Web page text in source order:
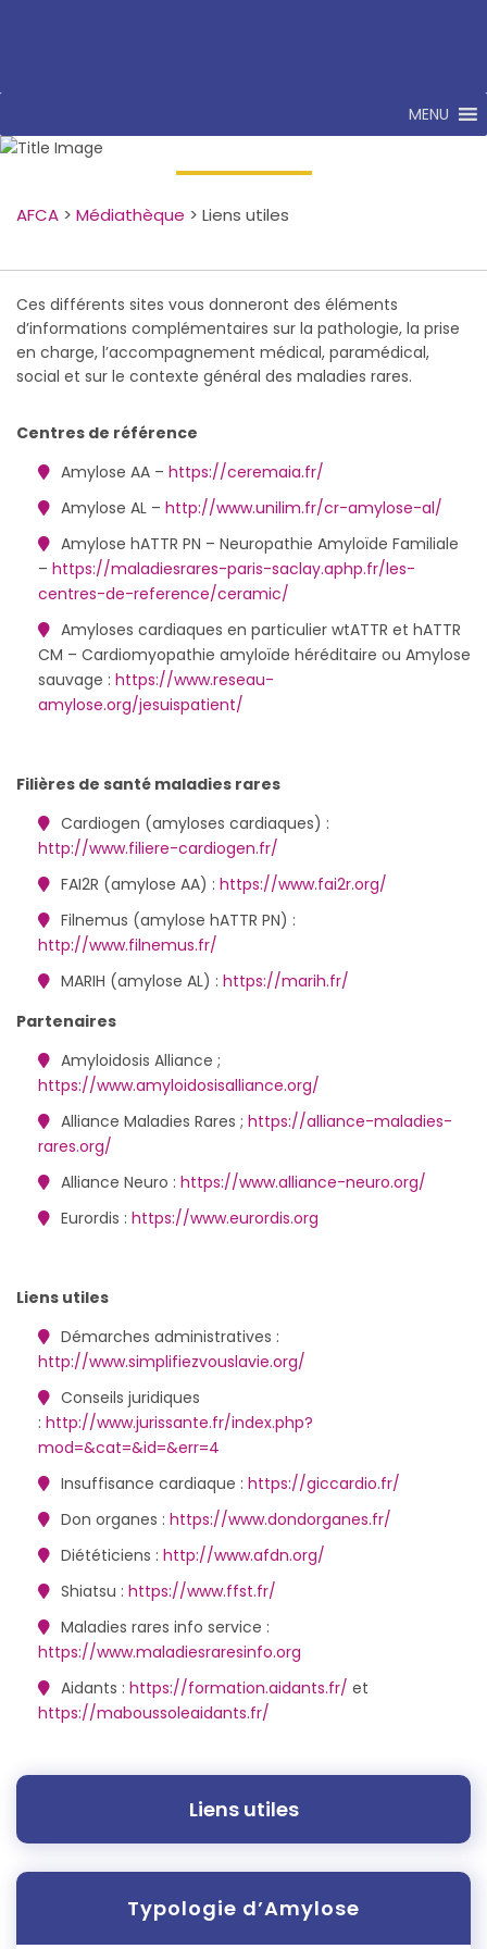
MENU
AFCA > Médiathèque > Liens utiles
Ces différents sites vous donneront des éléments
d’informations complémentaires sur la pathologie, la prise
en charge, l’accompagnement médical, paramédical,
social et sur le contexte général des maladies rares.
Centres de référence
Amylose AA – https://ceremaia.fr/
Amylose AL – http://www.unilim.fr/cr-amylose-al/
Amylose hATTR PN – Neuropathie Amyloïde Familiale
– https://maladiesrares-paris-saclay.aphp.fr/les-
centres-de-reference/ceramic/
Amyloses cardiaques en particulier wtATTR et hATTR
CM – Cardiomyopathie amyloïde héréditaire ou Amylose
sauvage : https://www.reseau-
amylose.org/jesuispatient/
Filières de santé maladies rares
Cardiogen (amyloses cardiaques) :
http://www.filiere-cardiogen.fr/
FAI2R (amylose AA) : https://www.fai2r.org/
Filnemus (amylose hATTR PN) :
http://www.filnemus.fr/
MARIH (amylose AL) : https://marih.fr/
Partenaires
Amyloidosis Alliance ;
https://www.amyloidosisalliance.org/
Alliance Maladies Rares ; https://alliance-maladies-
rares.org/
Alliance Neuro : https://www.alliance-neuro.org/
Eurordis : https://www.eurordis.org
Liens utiles
Démarches administratives :
http://www.simplifiezvouslavie.org/
Conseils juridiques
: http://www.jurissante.fr/index.php?
mod=&cat=&id=&err=4
Insuffisance cardiaque : https://giccardio.fr/
Don organes : https://www.dondorganes.fr/
Diététiciens : http://www.afdn.org/
Shiatsu : https://www.ffst.fr/
Maladies rares info service :
https://www.maladiesraresinfo.org
Aidants : https://formation.aidants.fr/ et
https://maboussoleaidants.fr/
Liens utiles
Typologie d’Amylose